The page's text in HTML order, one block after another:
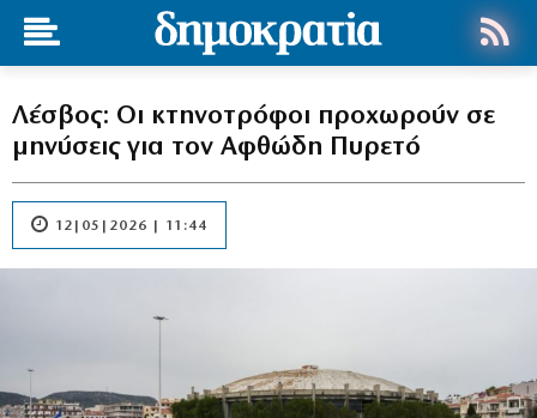
Λέσβος: Οι κτηνοτρόφοι προχωρούν σε
μηνύσεις για τον Αφθώδη Πυρετό
12|05|2026 | 11:44